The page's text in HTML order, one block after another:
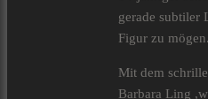
gerade subtiler
Figur zu
Mit dem
Barbara Ling